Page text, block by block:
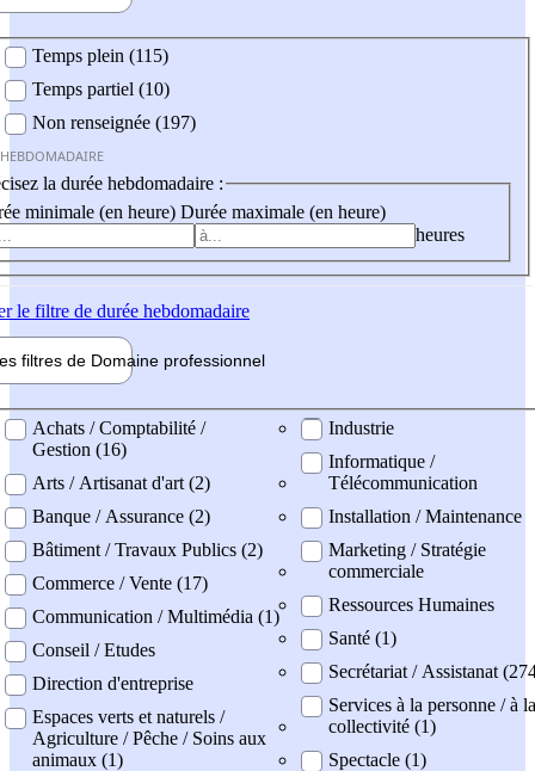
Temps plein (115)
Temps partiel (10)
Non renseignée (197)
la durée hebdomadaire :
minimale (en heure) Durée maximale (en heure)
heures
le filtre de durée hebdomadaire
filtres de Domaine professionnel
professionel
Achats / Comptabilité /
Gestion (16)
Arts / Artisanat d'art (2)
Banque / Assurance (2)
Bâtiment / Travaux Publics (2)
Commerce / Vente (17)
Communication / Multimédia (1)
Conseil / Etudes
Direction d'entreprise
Espaces verts et naturels /
Agriculture / Pêche / Soins aux
animaux (1)
Industrie
Informatique /
Télécommunication
Installation / Maintenance
Marketing / Stratégie
commerciale
Ressources Humaines
Santé (1)
Secrétariat / Assistanat
Services à la personne / à la
collectivité (1)
Spectacle (1)